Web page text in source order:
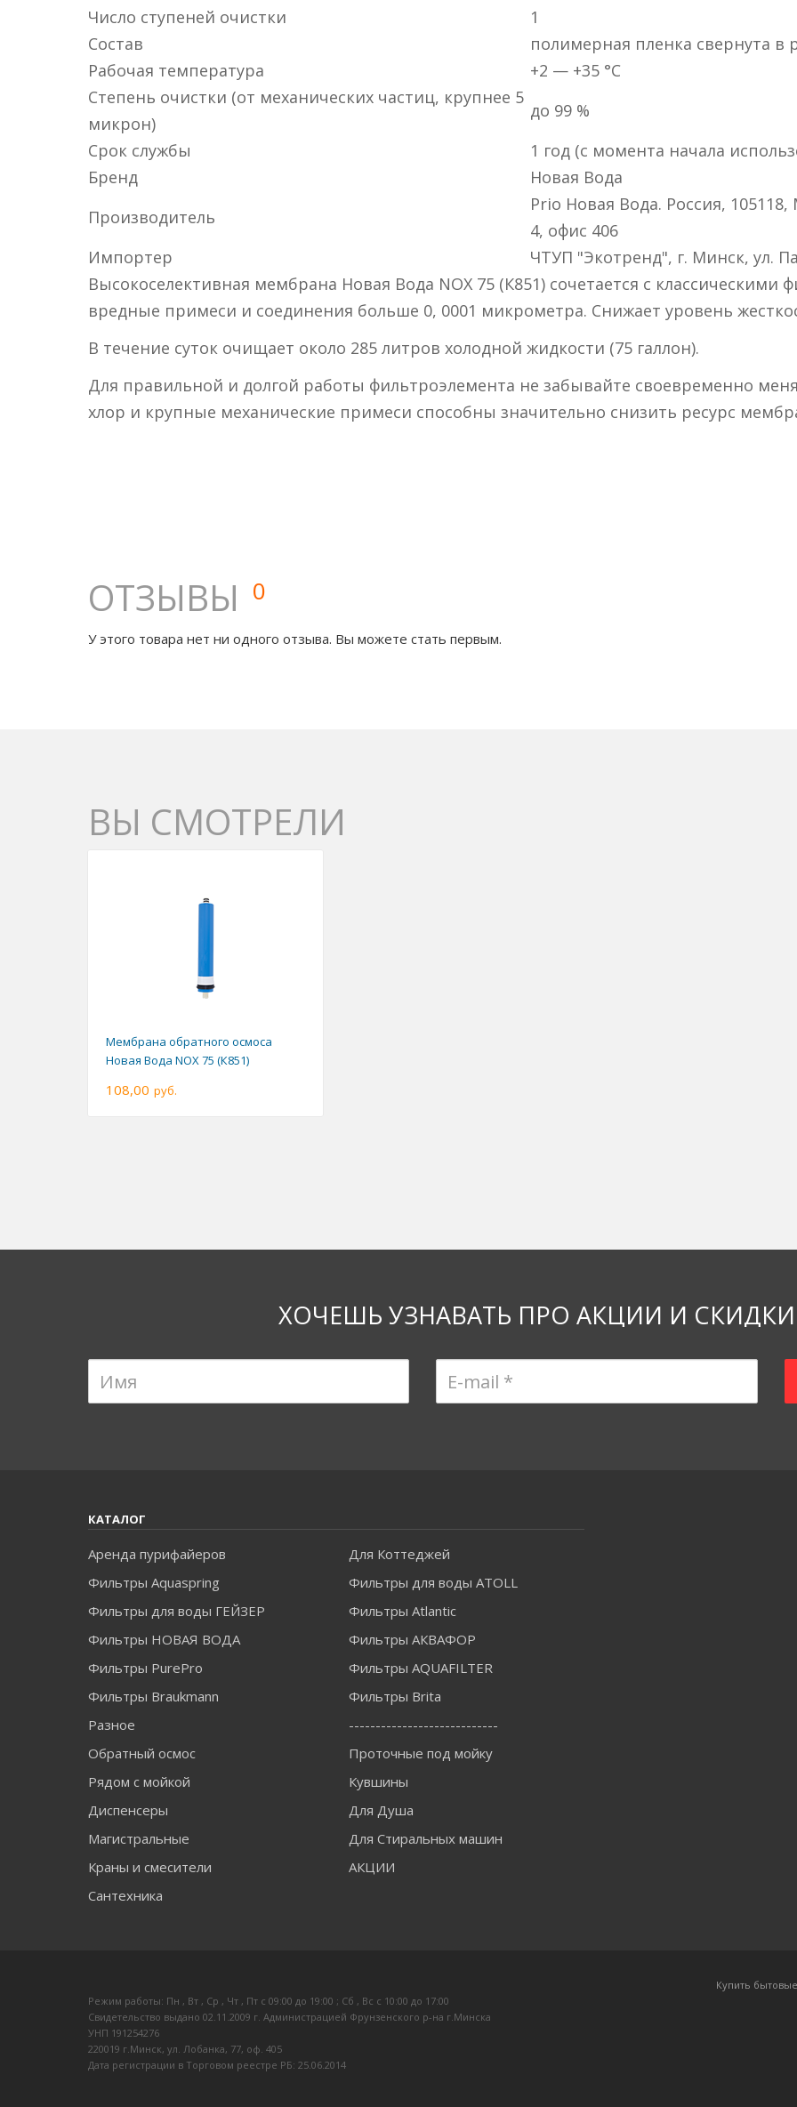
Число ступеней очистки
1
Состав
полимерная пленка свернута в
Рабочая температура
+2 — +35 °C
Степень очистки (от механических частиц, крупнее 5
микрон)
до 99 %
Срок службы
1 год (с момента начала
Бренд
Новая Вода
Производитель
Prio Новая Вода. Россия,
4, офис 406
Импортер
ЧТУП "Экотренд", г. Минск, ул.
Высокоселективная мембрана Новая Вода NOX 75 (К851) сочетается с классическими
вредные примеси и соединения больше 0, 0001 микрометра. Снижает уровень
В течение суток очищает около 285 литров холодной жидкости (75 галлон).
Для правильной и долгой работы фильтроэлемента не забывайте своевременно
хлор и крупные механические примеси способны значительно снизить ресурс
ОТЗЫВЫ 0
У этого товара нет ни одного отзыва. Вы можете стать первым.
ВЫ СМОТРЕЛИ
Мембрана обратного осмоса
Новая Вода NOX 75 (К851)
108,00 руб.
ХОЧЕШЬ УЗНАВАТЬ ПРО АКЦИИ И
КАТАЛОГ
Аренда пурифайеров
Для Коттеджей
Фильтры Aquaspring
Фильтры для воды ATOLL
Фильтры для воды ГЕЙЗЕР
Фильтры Atlantic
Фильтры НОВАЯ ВОДА
Фильтры АКВАФОР
Фильтры PurePro
Фильтры AQUAFILTER
Фильтры Braukmann
Фильтры Brita
Разное
----------------------------
Обратный осмос
Проточные под мойку
Рядом с мойкой
Кувшины
Диспенсеры
Для Душа
Магистральные
Для Стиральных машин
Краны и смесители
АКЦИИ
Сантехника
Режим работы: Пн , Вт , Ср , Чт , Пт c 09:00 до 19:00 ; Сб , Вс c 10:00 до 17:00
Свидетельство выдано 02.11.2009 г. Администрацией Фрунзенского р-на г.Минска
УНП 191254276
220019 г.Минск, ул. Лобанка, 77, оф. 405
Дата регистрации в Торговом реестре РБ: 25.06.2014
Купить